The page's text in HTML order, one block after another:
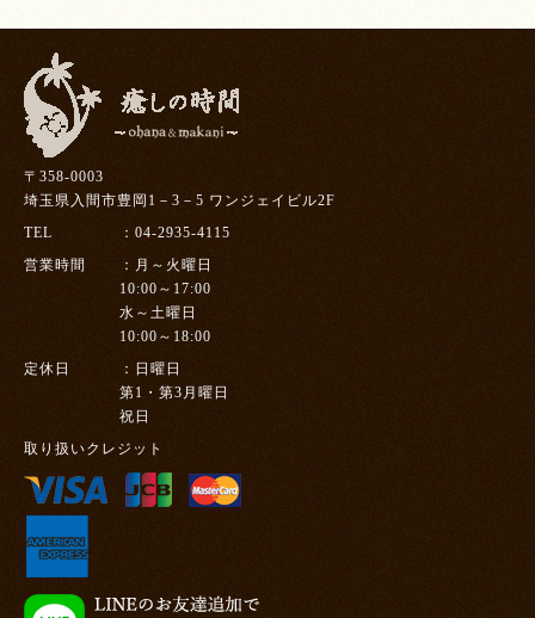
〒358-0003
埼玉県入間市豊岡1－3－5 ワンジェイビル2F
TEL
04-2935-4115
営業時間
月～火曜日
10:00～17:00
水～土曜日
10:00～18:00
定休日
日曜日
第1・第3月曜日
祝日
取り扱いクレジット